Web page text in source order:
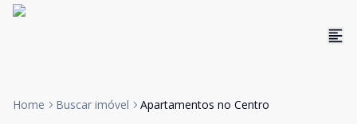
Home Buscar imóvel Apartamentos no Centro